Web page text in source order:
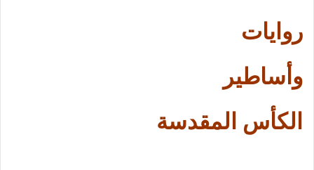
روايات
وأساطير
الكأس المقدسة